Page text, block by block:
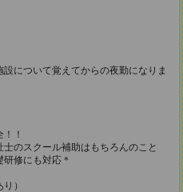
について覚えてからの夜勤になりま
！
のスクール補助はもちろんのこと
修にも対応＊
）